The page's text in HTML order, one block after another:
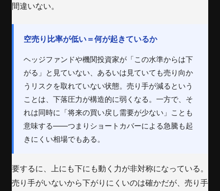
間違いない。
空売り比率が低い＝何が起きているか
ヘッジファンドや機関投資家が「この水準からは下
がる」と見ていない、あるいは見ていても売り向か
うリスクを取れていない状態。売り手が減るという
ことは、下落圧力が構造的に弱くなる。一方で、そ
れは同時に「将来の買い戻し需要が少ない」ことも
意味する——つまりショートカバーによる急騰も起
きにくい相場でもある。
要するに、上にも下にも動く力が非対称になっている。
売り手がいないから下がりにくいのは確かだが、売り手